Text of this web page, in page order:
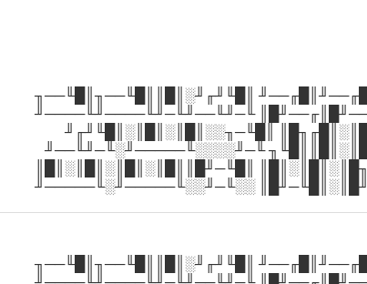
╓─╖╓──╖╓─╖╓────╖╓────╖
║█╓╖╙╖░║█║╙──╖█║╙──╖█║
╓────╖░╓─────╖░╓────╖
║█╓─╜░░║█║░║█║░║█╓╖╙╖
╓─╖░╓─╖╓─────╖░╓─╖░╓─╖
╙─╖█╓─╜║█║░║█║░║█║░║█║
╓─╖╓──╖╓─╖╓────╖╓────╖